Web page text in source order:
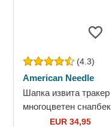
(4.3)
American Needle
Шапка извита тракер
многоцветен снапбек
Twill Valin Patch от
EUR 34,95